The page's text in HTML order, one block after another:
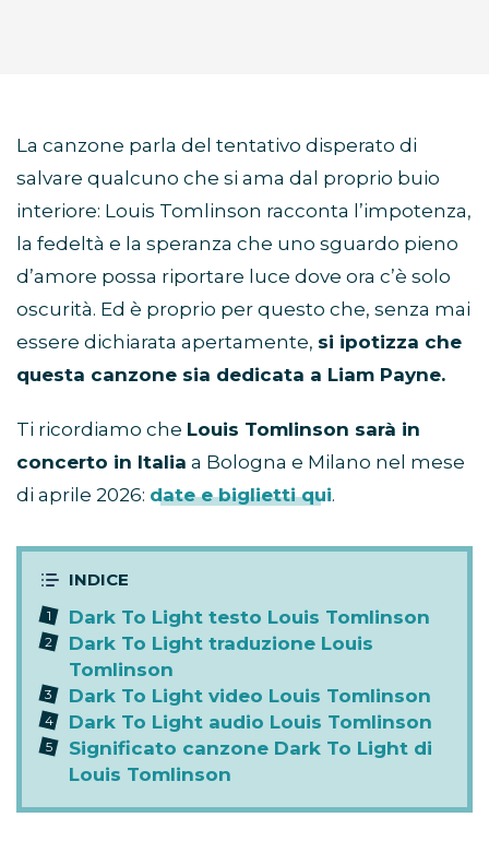
La canzone parla del tentativo disperato di
salvare qualcuno che si ama dal proprio buio
interiore: Louis Tomlinson racconta l’impotenza,
la fedeltà e la speranza che uno sguardo pieno
d’amore possa riportare luce dove ora c’è solo
oscurità. Ed è proprio per questo che, senza mai
essere dichiarata apertamente, si ipotizza che
questa canzone sia dedicata a Liam Payne.
Ti ricordiamo che Louis Tomlinson sarà in
concerto in Italia a Bologna e Milano nel mese
di aprile 2026: date e biglietti qui.
Dark To Light testo Louis Tomlinson
Dark To Light traduzione Louis
Tomlinson
Dark To Light video Louis Tomlinson
Dark To Light audio Louis Tomlinson
Significato canzone Dark To Light di
Louis Tomlinson